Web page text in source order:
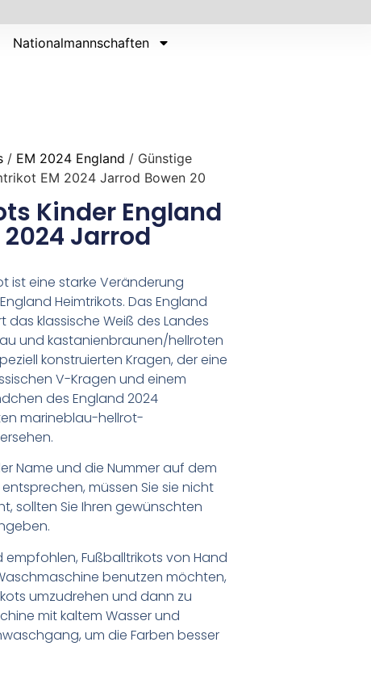
Nationalmannschaften
/ EM 2024 England / Günstige
EM 2024 Jarrod Bowen 20
Kinder England
Jarrod
ist eine starke Veränderung
Heimtrikots. Das England
das klassische Weiß des Landes
und kastanienbraunen/hellroten
konstruierten Kragen, der eine
V-Kragen und einem
des England 2024
marineblau-hellrot-
Name und die Nummer auf dem
müssen Sie sie nicht
sollten Sie Ihren gewünschten
empfohlen, Fußballtrikots von Hand
benutzen möchten,
umzudrehen und dann zu
mit kaltem Wasser und
um die Farben besser